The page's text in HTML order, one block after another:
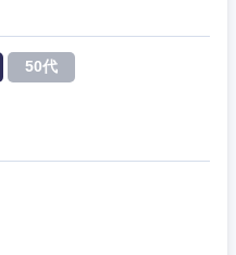
50代